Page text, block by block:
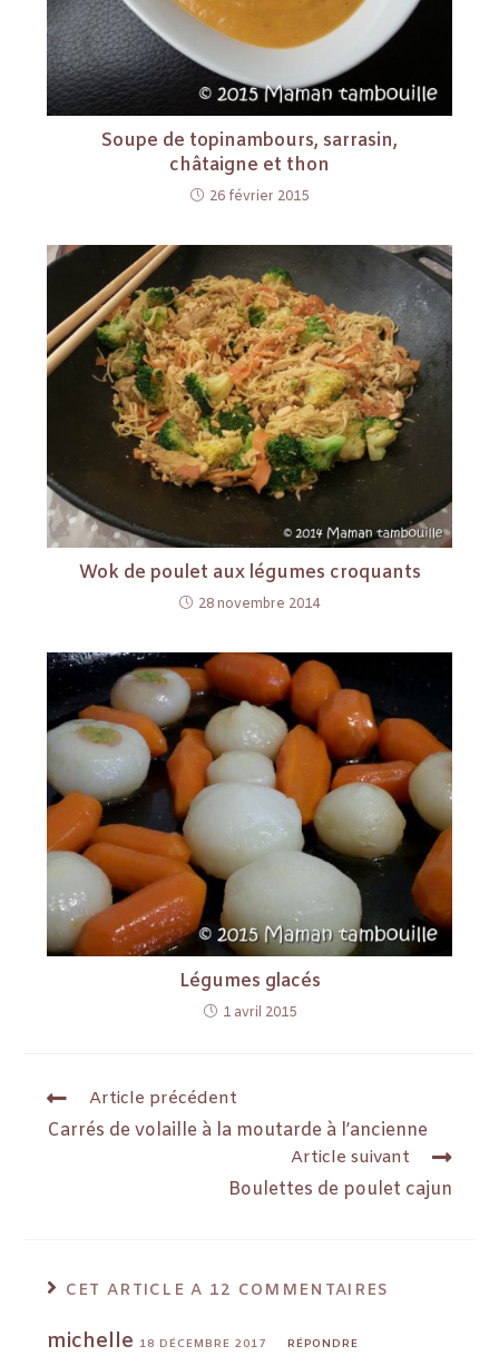
Soupe de topinambours, sarrasin,
châtaigne et thon
26 février 2015
Wok de poulet aux légumes croquants
28 novembre 2014
Légumes glacés
1 avril 2015
Article précédent
Carrés de volaille à la moutarde à l’ancienne
Article suivant
Boulettes de poulet cajun
CET ARTICLE A 12 COMMENTAIRES
michelle 18 DÉCEMBRE 2017 RÉPONDRE